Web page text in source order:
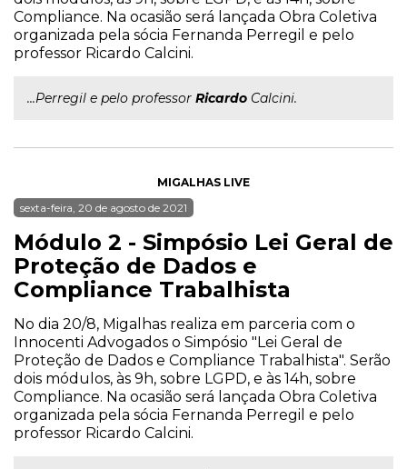
Compliance. Na ocasião será lançada Obra Coletiva
organizada pela sócia Fernanda Perregil e pelo
professor Ricardo Calcini.
...Perregil e pelo professor Ricardo Calcini.
MIGALHAS LIVE
sexta-feira, 20 de agosto de 2021
Módulo 2 - Simpósio Lei Geral de
Proteção de Dados e
Compliance Trabalhista
No dia 20/8, Migalhas realiza em parceria com o
Innocenti Advogados o Simpósio "Lei Geral de
Proteção de Dados e Compliance Trabalhista". Serão
dois módulos, às 9h, sobre LGPD, e às 14h, sobre
Compliance. Na ocasião será lançada Obra Coletiva
organizada pela sócia Fernanda Perregil e pelo
professor Ricardo Calcini.